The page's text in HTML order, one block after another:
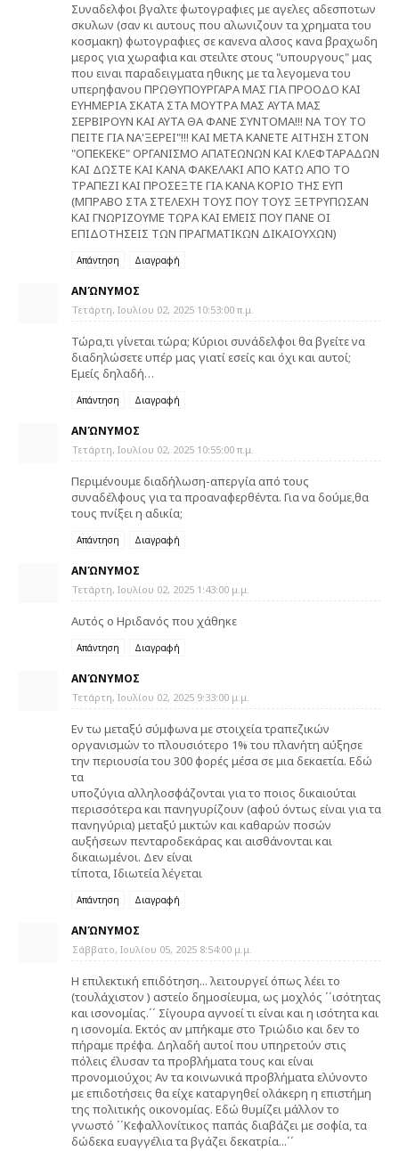
Συναδελφοι βγαλτε φωτογραφιες με αγελες αδεσποτων
σκυλων (σαν κι αυτους που αλωνιζουν τα χρηματα του
κοσμακη) φωτογραφιες σε κανενα αλσος κανα βραχωδη
μερος για χωραφια και στειλτε στους "υπουργους" μας
που ειναι παραδειγματα ηθικης με τα λεγομενα του
υπερηφανου ΠΡΩΘΥΠΟΥΡΓΑΡΑ ΜΑΣ ΓΙΑ ΠΡΟΟΔΟ ΚΑΙ
ΕΥΗΜΕΡΙΑ ΣΚΑΤΑ ΣΤΑ ΜΟΥΤΡΑ ΜΑΣ ΑΥΤΑ ΜΑΣ
ΣΕΡΒΙΡΟΥΝ ΚΑΙ ΑΥΤΑ ΘΑ ΦΑΝΕ ΣΥΝΤΟΜΑ!!! ΝΑ ΤΟΥ ΤΟ
ΠΕΙΤΕ ΓΙΑ ΝΑ'ΞΕΡΕΙ"!!! ΚΑΙ ΜΕΤΑ ΚΑΝΕΤΕ ΑΙΤΗΣΗ ΣΤΟΝ
"ΟΠΕΚΕΚΕ" ΟΡΓΑΝΙΣΜΟ ΑΠΑΤΕΩΝΩΝ ΚΑΙ ΚΛΕΦΤΑΡΑΔΩΝ
ΚΑΙ ΔΩΣΤΕ ΚΑΙ ΚΑΝΑ ΦΑΚΕΛΑΚΙ ΑΠΟ ΚΑΤΩ ΑΠΟ ΤΟ
ΤΡΑΠΕΖΙ ΚΑΙ ΠΡΟΣΕΞΤΕ ΓΙΑ ΚΑΝΑ ΚΟΡΙΟ ΤΗΣ ΕΥΠ
(ΜΠΡΑΒΟ ΣΤΑ ΣΤΕΛΕΧΗ ΤΟΥΣ ΠΟΥ ΤΟΥΣ ΞΕΤΡΥΠΩΣΑΝ
ΚΑΙ ΓΝΩΡΙΖΟΥΜΕ ΤΩΡΑ ΚΑΙ ΕΜΕΙΣ ΠΟΥ ΠΑΝΕ ΟΙ
ΕΠΙΔΟΤΗΣΕΙΣ ΤΩΝ ΠΡΑΓΜΑΤΙΚΩΝ ΔΙΚΑΙΟΥΧΩΝ)
Απάντηση Διαγραφή
ΑΝΏΝΥΜΟΣ
Τετάρτη, Ιουλίου 02, 2025 10:53:00 π.μ.
Τώρα,τι γίνεται τώρα; Κύριοι συνάδελφοι θα βγείτε να
διαδηλώσετε υπέρ μας γιατί εσείς και όχι και αυτοί;
Εμείς δηλαδή…
Απάντηση Διαγραφή
ΑΝΏΝΥΜΟΣ
Τετάρτη, Ιουλίου 02, 2025 10:55:00 π.μ.
Περιμένουμε διαδήλωση-απεργία από τους
συναδέλφους για τα προαναφερθέντα. Για να δούμε,θα
τους πνίξει η αδικία;
Απάντηση Διαγραφή
ΑΝΏΝΥΜΟΣ
Τετάρτη, Ιουλίου 02, 2025 1:43:00 μ.μ.
Αυτός ο Ηριδανός που χάθηκε
Απάντηση Διαγραφή
ΑΝΏΝΥΜΟΣ
Τετάρτη, Ιουλίου 02, 2025 9:33:00 μ.μ.
Eν τω μεταξύ σύμφωνα με στοιχεία τραπεζικών
οργανισμών το πλουσιότερο 1% του πλανήτη αύξησε
την περιουσία του 300 φορές μέσα σε μια δεκαετία. Εδώ
τα
υποζύγια αλληλοσφάζονται για το ποιος δικαιούται
περισσότερα και πανηγυρίζουν (αφού όντως είναι για τα
πανηγύρια) μεταξύ μικτών και καθαρών ποσών
αυξήσεων πενταροδεκάρας και αισθάνονται και
δικαιωμένοι. Δεν είναι
τίποτα, Ιδιωτεία λέγεται
Απάντηση Διαγραφή
ΑΝΏΝΥΜΟΣ
Σάββατο, Ιουλίου 05, 2025 8:54:00 μ.μ.
Η επιλεκτική επιδότηση... λειτουργεί όπως λέει το
(τουλάχιστον ) αστείο δημοσίευμα, ως μοχλός ΄΄ισότητας
και ισονομίας.΄΄ Σίγουρα αγνοεί τι είναι και η ισότητα και
η ισονομία. Εκτός αν μπήκαμε στο Τριώδιο και δεν το
πήραμε πρέφα. Δηλαδή αυτοί που υπηρετούν στις
πόλεις έλυσαν τα προβλήματα τους και είναι
προνομιούχοι; Αν τα κοινωνικά προβλήματα ελύνοντο
με επιδοτήσεις θα είχε καταργηθεί ολάκερη η επιστήμη
της πολιτικής οικονομίας. Εδώ θυμίζει μάλλον το
γνωστό ΄΄Κεφαλλονίτικος παπάς διαβάζει με σοφία, τα
δώδεκα ευαγγέλια τα βγάζει δεκατρία...΄΄